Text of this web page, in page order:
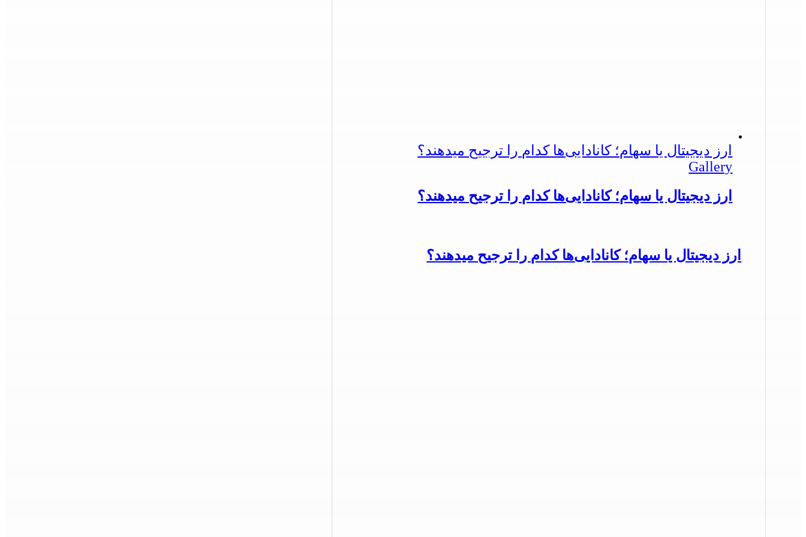
ارز دیجیتال یا سهام؛ کانادایی‌ها کدام را ترجیح میدهند؟
Gallery
ارز دیجیتال یا سهام؛ کانادایی‌ها کدام را ترجیح میدهند؟
ارز دیجیتال یا سهام؛ کانادایی‌ها کدام را ترجیح میدهند؟